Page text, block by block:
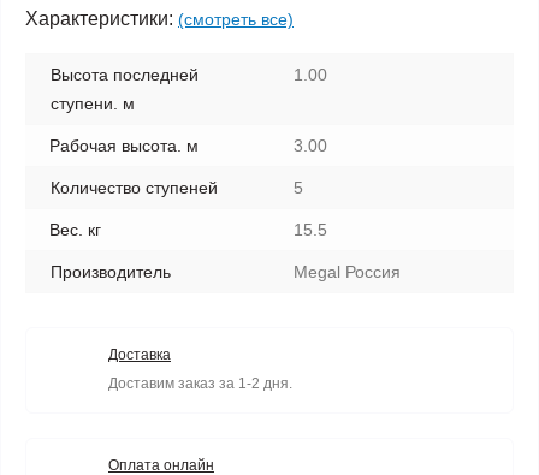
Характеристики: (смотреть все)
Высота последней
ступени. м
1.00
Рабочая высота. м 3.00
Количество ступеней 5
Вес. кг 15.5
Производитель Megal Россия
Доставка
Доставим заказ за 1-2 дня.
Оплата онлайн